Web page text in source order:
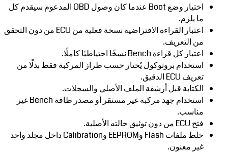
اختيار وضع Boot عندما كان وصول OBD المدعوم سيقدم كل
ما يلزم.
اعتبار القراءة الافتراضية نسخة فعلية من ECU من دون التحقق
من التعريف.
اعتبار كل قراءة Bench نسخًا احتياطيًا كاملًا.
استخدام بروتوكول يُختار حسب طراز المركبة فقط بدلًا من
تعريف ECU الدقيق.
الكتابة قبل أرشفة الملف الأصلي والسجلات.
استخدام جهد مركبة غير مستقر أو مصدر طاقة Bench غير
مناسب.
فتح ECU من دون توثيق حالته الأصلية.
خلط ملفات Flash وEEPROM وCalibration داخل مجلد واحد
غير معنون.